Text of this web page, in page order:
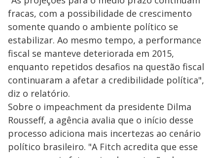
fracas, com a possibilidade de crescimento
somente quando o ambiente político se
estabilizar. Ao mesmo tempo, a performance
fiscal se manteve deteriorada em 2015,
enquanto repetidos desafios na questão fiscal
continuaram a afetar a credibilidade política",
diz o relatório.
Sobre o impeachment da presidente Dilma
Rousseff, a agência avalia que o início desse
processo adiciona mais incertezas ao cenário
político brasileiro. "A Fitch acredita que esse